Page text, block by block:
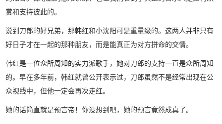
赏和支持彼此的。
说到刀郎的好兄弟，那韩红和小沈阳可是重量级的。这两人并非只有
好日子才在一起的那种朋友，而是能真正为对方拼命的交情。
韩红是一位众所周知的实力派歌手，她对刀郎的支持一直是众所周知
的。早在多年前，韩红就曾公开表示过，刀郎虽然不是经常出现在公
众视线中，但他一定会再次走红。
她的话简直就是预言帝！你没想到吧，她的预言竟然成真了。